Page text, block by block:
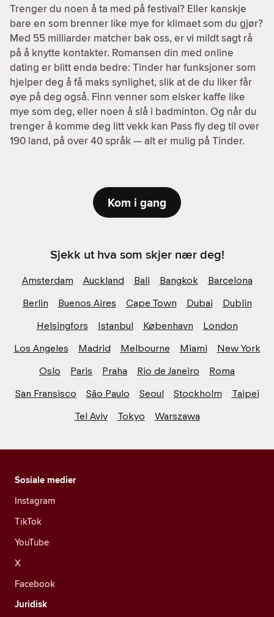
Trenger du noen å ta med på festival? Eller kanskje
bare en som brenner like mye for klimaet som du gjør?
Med 55 milliarder matcher bak oss, er vi mildt sagt rå
på å knytte kontakter. Romansen din med online
dating er blitt enda bedre: Tinder har funksjoner som
hjelper deg å få maks synlighet, slik at de du liker får
øye på deg også. Finn venner som elsker kaffe like
mye som deg, eller noen å slå i badminton. Og når du
trenger å komme deg litt vekk kan Pass fly deg til over
190 land, på over 40 språk — alt er mulig på Tinder.
Kom i gang
Sjekk ut hva som skjer nær deg!
Amsterdam Auckland Bali Bangkok
Barcelona
Berlin
Buenos Aires Cape Town Dubai
Dublin
Helsingfors
Istanbul København
London
Los Angeles
Madrid Melbourne Miami
New York
Oslo
Paris Praha Rio de Janeiro
Roma
San Fransisco
São Paulo Seoul Stockholm
Taipei
Tel Aviv
Tokyo Warszawa
Sosiale medier
Instagram
TikTok
YouTube
X
Facebook
Juridisk